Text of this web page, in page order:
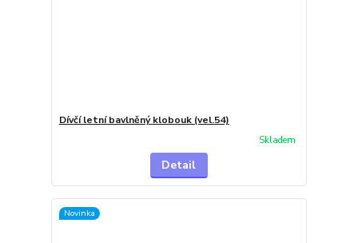
Dívčí letní bavlněný klobouk (vel.54)
Skladem
Detail
Novinka